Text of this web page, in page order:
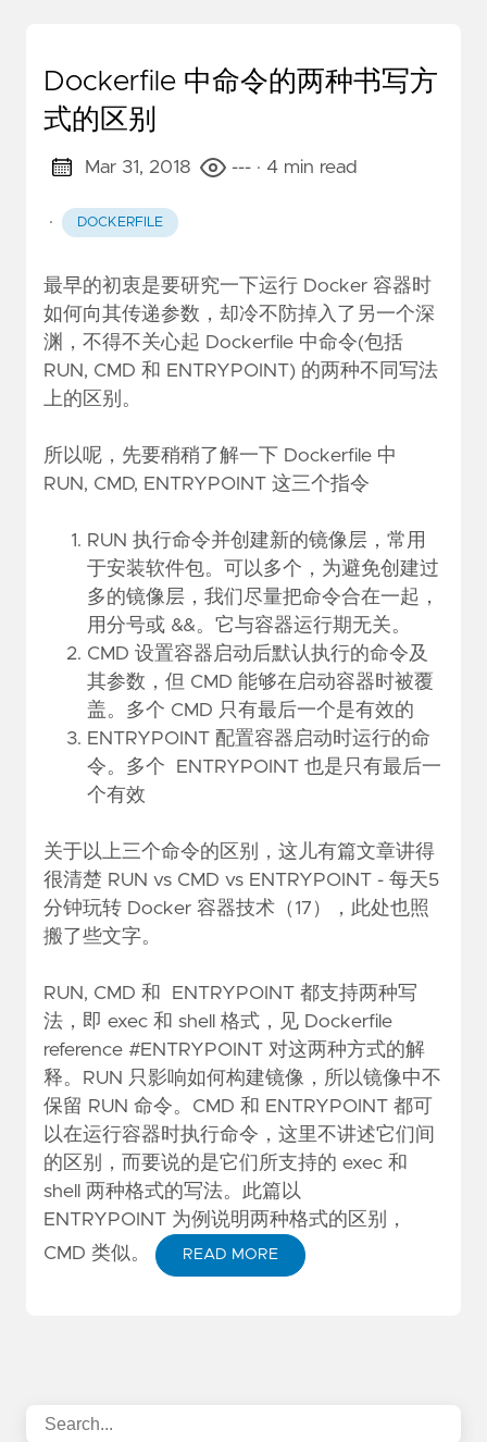
Dockerfile 中命令的两种书写方
式的区别
Mar 31, 2018 --- · 4 min read
· DOCKERFILE
最早的初衷是要研究一下运行 Docker 容器时
如何向其传递参数，却冷不防掉入了另一个深
渊，不得不关心起 Dockerfile 中命令(包括
RUN, CMD 和 ENTRYPOINT) 的两种不同写法
上的区别。
所以呢，先要稍稍了解一下 Dockerfile 中
RUN, CMD, ENTRYPOINT 这三个指令
RUN 执行命令并创建新的镜像层，常用
于安装软件包。可以多个，为避免创建过
多的镜像层，我们尽量把命令合在一起，
用分号或 &&。它与容器运行期无关。
CMD 设置容器启动后默认执行的命令及
其参数，但 CMD 能够在启动容器时被覆
盖。多个 CMD 只有最后一个是有效的
ENTRYPOINT 配置容器启动时运行的命
令。多个 ENTRYPOINT 也是只有最后一
个有效
关于以上三个命令的区别，这儿有篇文章讲得
很清楚 RUN vs CMD vs ENTRYPOINT - 每天5
分钟玩转 Docker 容器技术（17）
，此处也照
搬了些文字。
RUN, CMD 和 ENTRYPOINT 都支持两种写
法，即 exec 和 shell 格式，见 Dockerfile
reference #ENTRYPOINT 对这两种方式的解
释。RUN 只影响如何构建镜像，所以镜像中不
保留 RUN 命令。CMD 和 ENTRYPOINT 都可
以在运行容器时执行命令，这里不讲述它们间
的区别，而要说的是它们所支持的 exec 和
shell 两种格式的写法。此篇以
ENTRYPOINT 为例说明两种格式的区别，
CMD 类似。
READ MORE